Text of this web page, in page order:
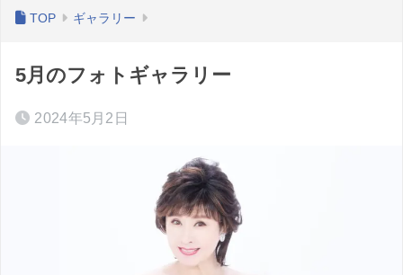
ギャラリー
5月のフォトギャラリー
2024年5月2日